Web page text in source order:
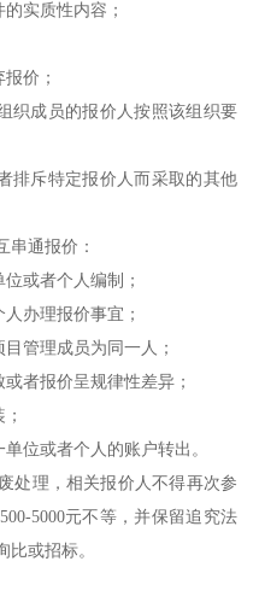
实质性内容；
价；
织成员的报价人按照该组织要
排斥特定报价人而采取的其他
串通报价：
或者个人编制；
办理报价事宜；
管理成员为同一人；
者报价呈规律性差异；
位或者个人的账户转出。
处理，相关报价人不得再次参
5000元不等，并保留追究法
或招标。